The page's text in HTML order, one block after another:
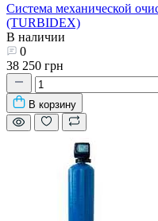
Система механической
(TURBIDEX)
В наличии
0
38 250 грн
В корзину